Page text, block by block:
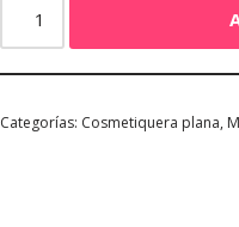
Categorías: Cosmetiquera plana,